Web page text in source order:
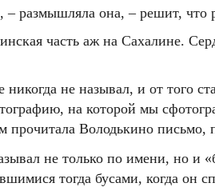
размышляла она, – решит, что
часть аж на Сахалине.
не называл, и от того
на которой мы
Володькино письмо,
не только по имени, но и
тогда бусами, когда он